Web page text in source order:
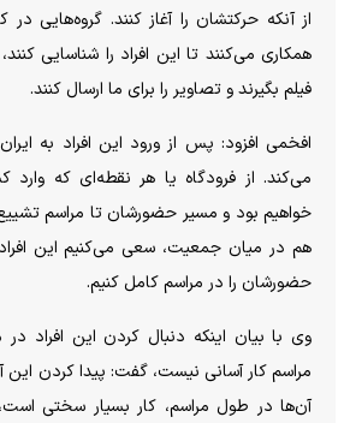
از آنکه حرکتشان را آغاز کنند. گروه‌هایی
همکاری می‌کنند تا این افراد را شناسایی
فیلم بگیرند و تصاویر را برای ما ارسال کنند.
افخمی افزود: پس از ورود این افراد به
می‌کند. از فرودگاه یا هر نقطه‌ای که وارد
خواهیم بود و مسیر حضورشان تا مراسم
هم در میان جمعیت، سعی می‌کنیم این افراد
حضورشان را در مراسم کامل کنیم.
وی با بیان اینکه دنبال کردن این افراد
مراسم کار آسانی نیست، گفت: پیدا کردن این
آن‌ها در طول مراسم، کار بسیار سختی است،